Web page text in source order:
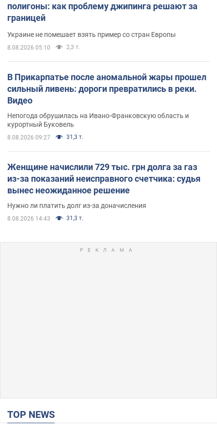
полигоны: как проблему джипинга решают за
границей
Украине не помешает взять пример со стран Европы
8.08.2026 05:10 2,3 т.
В Прикарпатье после аномальной жары прошел
сильный ливень: дороги превратились в реки.
Видео
Непогода обрушилась на Ивано-Франковскую область и
курортный Буковель
8.08.2026 09:27 31,3 т.
Женщине начислили 729 тыс. грн долга за газ
из-за показаний неисправного счетчика: судья
вынес неожиданное решение
Нужно ли платить долг из-за доначисления
8.08.2026 14:43 31,3 т.
TOP NEWS